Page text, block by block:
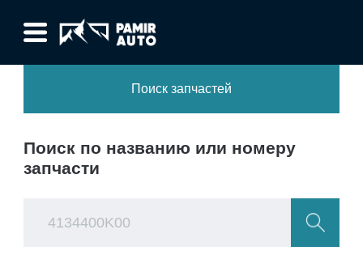
Поиск запчастей
Поиск по названию или номеру
запчасти